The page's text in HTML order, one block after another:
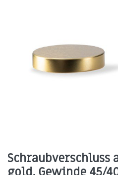
Schraubverschluss